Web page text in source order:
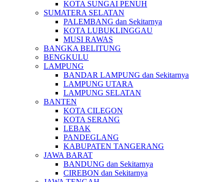
KOTA SUNGAI PENUH
SUMATERA SELATAN
PALEMBANG dan Sekitarnya
KOTA LUBUKLINGGAU
MUSI RAWAS
BANGKA BELITUNG
BENGKULU
LAMPUNG
BANDAR LAMPUNG dan Sekitarnya
LAMPUNG UTARA
LAMPUNG SELATAN
BANTEN
KOTA CILEGON
KOTA SERANG
LEBAK
PANDEGLANG
KABUPATEN TANGERANG
JAWA BARAT
BANDUNG dan Sekitarnya
CIREBON dan Sekitarnya